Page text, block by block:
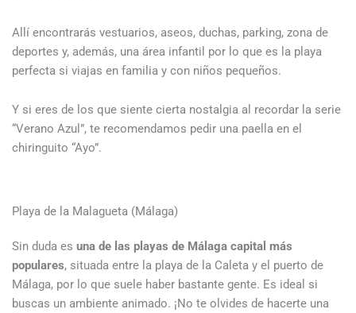
Allí encontrarás vestuarios, aseos, duchas, parking, zona de
deportes y, además, una área infantil por lo que es la playa
perfecta si viajas en familia y con niños pequeños.
Y si eres de los que siente cierta nostalgia al recordar la serie
“Verano Azul”, te recomendamos pedir una paella en el
chiringuito “Ayo”.
Playa de la Malagueta (Málaga)
Sin duda es una de las playas de Málaga capital más
populares, situada entre la playa de la Caleta y el puerto de
Málaga, por lo que suele haber bastante gente. Es ideal si
buscas un ambiente animado. ¡No te olvides de hacerte una